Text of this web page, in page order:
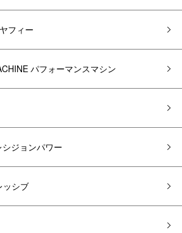
フィー
パフォーマンスマシン
ジョンパワー
ッシブ